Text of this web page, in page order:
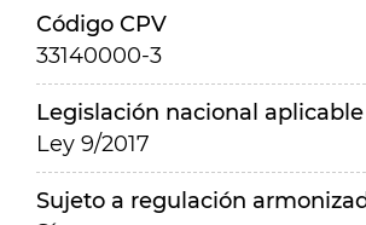
Código CPV
33140000-3
Legislación nacional aplicable
Ley 9/2017
Sujeto a regulación